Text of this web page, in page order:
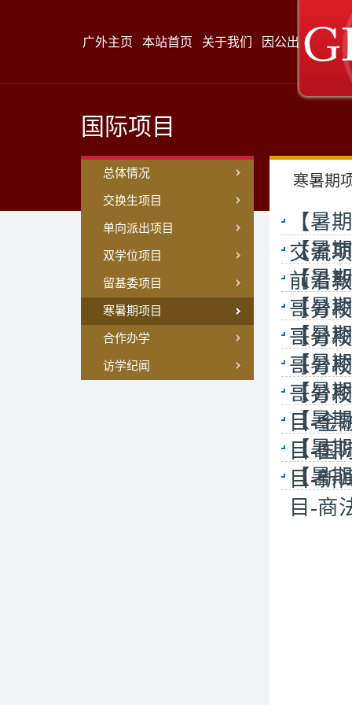
广外主页 本站首页 关于我们 因公出访 来
国际项目
总体情况
交换生项目
单向派出项目
双学位项目
留基委项目
寒暑期项目
合作办学
访学纪闻
寒暑期
【暑
交流
【暑
前沿
【暑
哥分
【暑
哥分
【暑
哥分
【暑
哥分
【暑
目-金
【暑
目-国
【暑
目-新
【暑
目-商